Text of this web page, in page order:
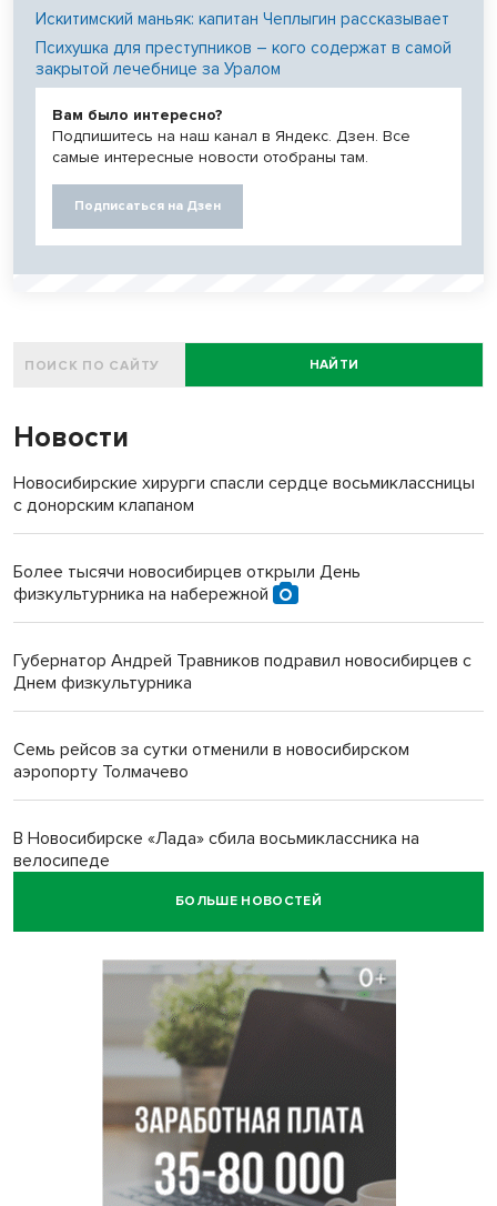
Искитимский маньяк: капитан Чеплыгин рассказывает
Психушка для преступников – кого содержат в самой
закрытой лечебнице за Уралом
Вам было интересно?
Подпишитесь на наш канал в Яндекс. Дзен. Все
самые интересные новости отобраны там.
Подписаться на Дзен
НАЙТИ
Новости
Новосибирские хирурги спасли сердце восьмиклассницы
с донорским клапаном
Более тысячи новосибирцев открыли День
физкультурника на набережной
Губернатор Андрей Травников подравил новосибирцев с
Днем физкультурника
Семь рейсов за сутки отменили в новосибирском
аэропорту Толмачево
В Новосибирске «Лада» сбила восьмиклассника на
велосипеде
Новосибирцам назвали точное количество выходных
Годовалый ребёнок оказался заперт в автомобиле в
Всем миром: жители новосибирской деревни помогли
найти пропавшего мальчика
Новосибирцам объяснили новые правила сверхурочной
БОЛЬШЕ НОВОСТЕЙ